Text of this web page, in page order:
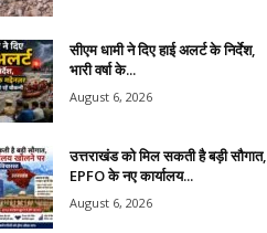
सीएम धामी ने दिए हाई अलर्ट के निर्देश,
भारी वर्षा के...
August 6, 2026
उत्तराखंड को मिल सकती है बड़ी सौगात,
EPFO के नए कार्यालय...
August 6, 2026